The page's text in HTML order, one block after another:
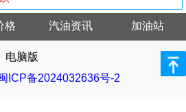
格 汽油资讯 加油站
电脑版
ICP备2024032636号-2